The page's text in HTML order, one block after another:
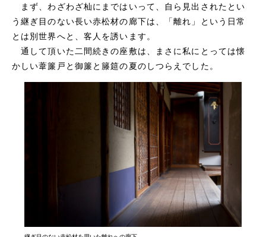
まず、わざわざ杣にまではいって、自ら見出されたとい
う継ぎ目のない長い赤松材の廊下は、「離れ」という日常
とは別世界へと、客人を誘います。
通して頂いた二間続きの座敷は、まさに私にとっては懐
かしい葦簾戸と御簾と籐筵の夏のしつらえでした。